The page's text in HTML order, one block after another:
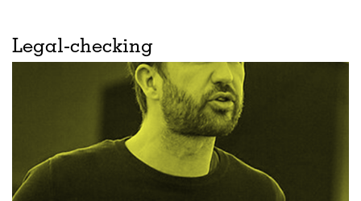
Legal-checking